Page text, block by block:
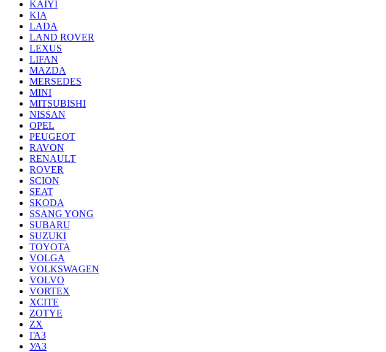
KAIYI
KIA
LADA
LAND ROVER
LEXUS
LIFAN
MAZDA
MERSEDES
MINI
MITSUBISHI
NISSAN
OPEL
PEUGEOT
RAVON
RENAULT
ROVER
SCION
SEAT
SKODA
SSANG YONG
SUBARU
SUZUKI
TOYOTA
VOLGA
VOLKSWAGEN
VOLVO
VORTEX
XCITE
ZOTYE
ZX
ГАЗ
УАЗ